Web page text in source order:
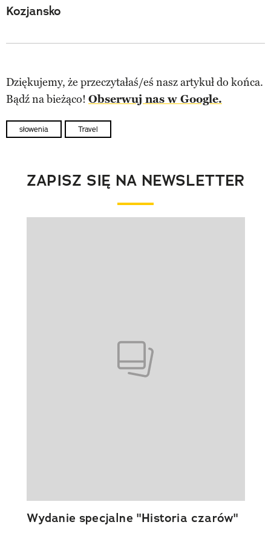
Kozjansko
Dziękujemy, że przeczytałaś/eś nasz artykuł do końca.
Bądź na bieżąco! Obserwuj nas w Google.
słowenia Travel
ZAPISZ SIĘ NA NEWSLETTER
Wydanie specjalne "Historia czarów"